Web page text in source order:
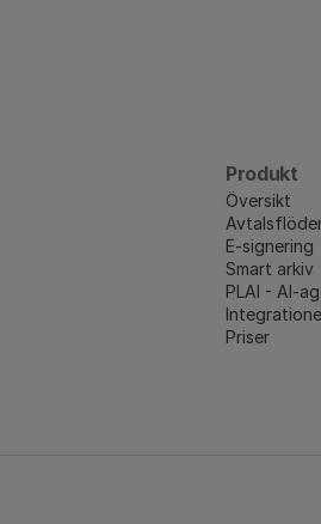
Produkt
Översikt
E-signering
Smart arkiv
PLAI - AI-
Priser